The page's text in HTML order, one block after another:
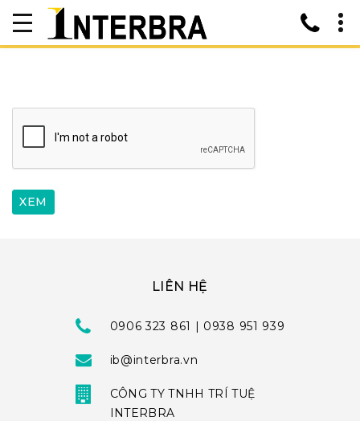
LIÊN HỆ
0906 323 861 | 0938 951 939
ib@interbra.vn
CÔNG TY TNHH TRÍ TUỆ
INTERBRA